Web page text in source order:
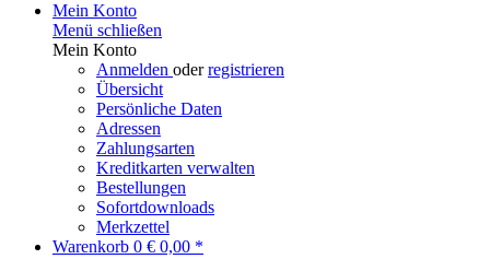
Mein Konto
Menü schließen
Mein Konto
Anmelden oderregistrieren
Übersicht
Persönliche Daten
Adressen
Zahlungsarten
Kreditkarten verwalten
Bestellungen
Sofortdownloads
Merkzettel
Warenkorb 0 € 0,00 *